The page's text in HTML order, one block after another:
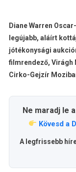
Diane Warren
legújabb, aláírt
jótékonysági
filmrendező, Virágh
Cirko-Gejzír
Ne maradj le
Kövesd a
A legfrissebb